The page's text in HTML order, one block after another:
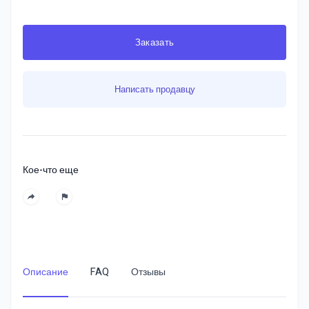
Заказать
Написать продавцу
Кое-что еще
Описание FAQ Отзывы